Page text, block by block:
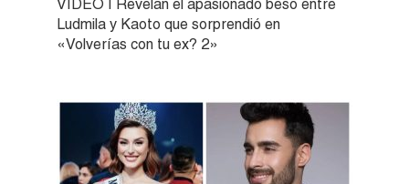
VIDEO | Revelan el apasionado beso entre
Ludmila y Kaoto que sorprendió en
«Volverías con tu ex? 2»